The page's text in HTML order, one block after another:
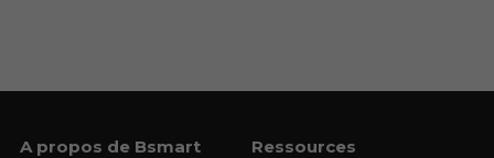
A propos de Bsmart
Ressources